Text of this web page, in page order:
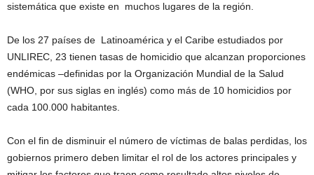
sistemática que existe en muchos lugares de la región.
De los 27 países de Latinoamérica y el Caribe estudiados por
UNLIREC, 23 tienen tasas de homicidio que alcanzan proporciones
endémicas –definidas por la Organización Mundial de la Salud
(WHO, por sus siglas en inglés) como más de 10 homicidios por
cada 100.000 habitantes.
Con el fin de disminuir el número de víctimas de balas perdidas, los
gobiernos primero deben limitar el rol de los actores principales y